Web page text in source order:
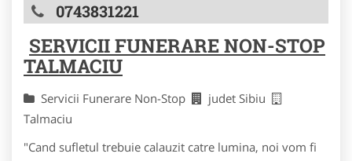
0743831221
SERVICII FUNERARE NON-STOP
TALMACIU
Servicii Funerare Non-Stop
judet Sibiu
Talmaciu
"Cand sufletul trebuie calauzit catre lumina, noi vom fi